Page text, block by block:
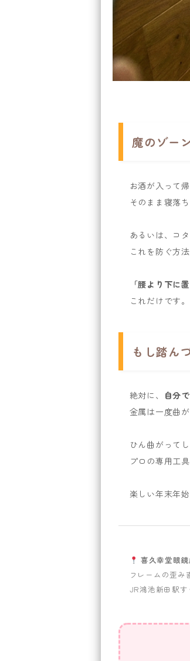
魔のゾー
お酒が入って
そのまま寝落
あるいは、コ
これを防ぐ方
「腰より下に
これだけです
もし踏ん
絶対に、
自分
金属は一度曲
ひん曲がって
プロの専用工
楽しい年末年
喜久幸堂眼鏡
フレームの歪み
JR鴻池新田駅す